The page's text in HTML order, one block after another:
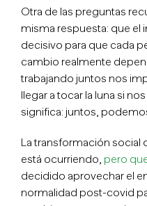
Otra de las preguntas
misma respuesta: que el
decisivo para que cada
cambio realmente
trabajando juntos nos
llegar a tocar la luna si
significa: juntos,
La transformación social
está ocurriendo, pero
decidido aprovechar el
normalidad post-covid